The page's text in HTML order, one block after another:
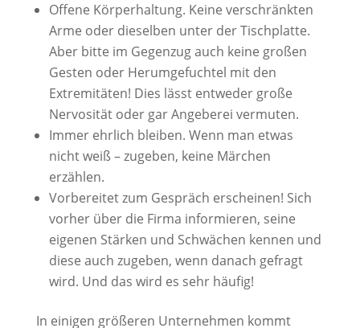
Offene Körperhaltung. Keine verschränkten
Arme oder dieselben unter der Tischplatte.
Aber bitte im Gegenzug auch keine großen
Gesten oder Herumgefuchtel mit den
Extremitäten! Dies lässt entweder große
Nervosität oder gar Angeberei vermuten.
Immer ehrlich bleiben. Wenn man etwas
nicht weiß – zugeben, keine Märchen
erzählen.
Vorbereitet zum Gespräch erscheinen! Sich
vorher über die Firma informieren, seine
eigenen Stärken und Schwächen kennen und
diese auch zugeben, wenn danach gefragt
wird. Und das wird es sehr häufig!
In einigen größeren Unternehmen kommt